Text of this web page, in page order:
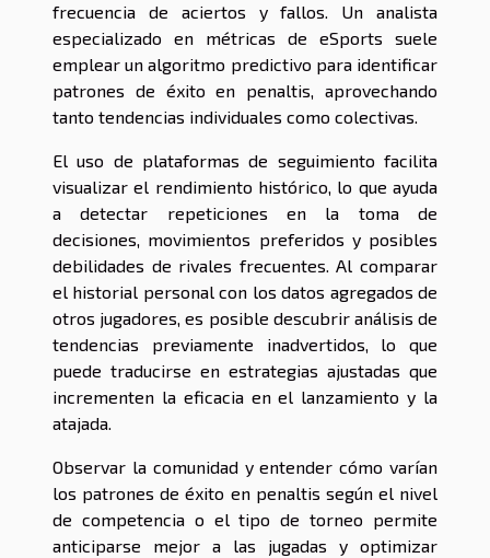
frecuencia de aciertos y fallos. Un analista
especializado en métricas de eSports suele
emplear un algoritmo predictivo para identificar
patrones de éxito en penaltis, aprovechando
tanto tendencias individuales como colectivas.
El uso de plataformas de seguimiento facilita
visualizar el rendimiento histórico, lo que ayuda
a detectar repeticiones en la toma de
decisiones, movimientos preferidos y posibles
debilidades de rivales frecuentes. Al comparar
el historial personal con los datos agregados de
otros jugadores, es posible descubrir análisis de
tendencias previamente inadvertidos, lo que
puede traducirse en estrategias ajustadas que
incrementen la eficacia en el lanzamiento y la
atajada.
Observar la comunidad y entender cómo varían
los patrones de éxito en penaltis según el nivel
de competencia o el tipo de torneo permite
anticiparse mejor a las jugadas y optimizar